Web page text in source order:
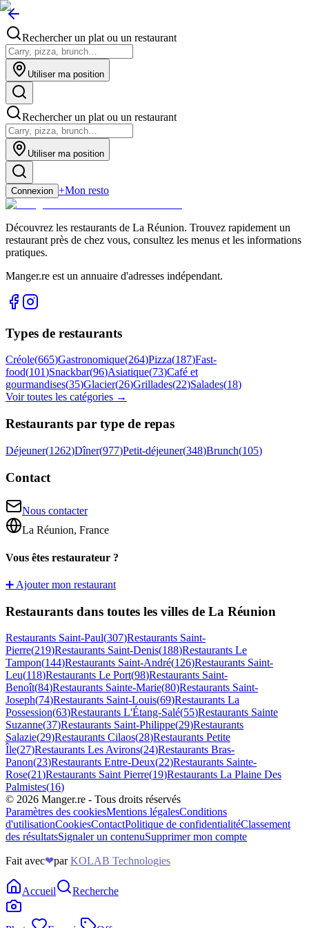
Rechercher un plat ou un restaurant
Utiliser ma position
Rechercher un plat ou un restaurant
Utiliser ma position
Connexion +Mon resto
Découvrez les restaurants de La Réunion. Trouvez rapidement un
restaurant près de chez vous, consultez les menus et les informations
pratiques.
Manger.re est un annuaire d'adresses indépendant.
Types de restaurants
Créole(665)Gastronomique(264)Pizza(187)Fast-
food(101)Snackbar(96)Asiatique(73)Café et
gourmandises(35)Glacier(26)Grillades(22)Salades(18)
Voir toutes les catégories →
Restaurants par type de repas
Déjeuner(1262)Dîner(977)Petit-déjeuner(348)Brunch(105)
Contact
Nous contacter
La Réunion, France
Vous êtes restaurateur ?
➕ Ajouter mon restaurant
Restaurants dans toutes les villes de La Réunion
Restaurants Saint-Paul(307)Restaurants Saint-
Pierre(219)Restaurants Saint-Denis(188)Restaurants Le
Tampon(144)Restaurants Saint-André(126)Restaurants Saint-
Leu(118)Restaurants Le Port(98)Restaurants Saint-
Benoît(84)Restaurants Sainte-Marie(80)Restaurants Saint-
Joseph(74)Restaurants Saint-Louis(69)Restaurants La
Possession(63)Restaurants L'Étang-Salé(55)Restaurants Sainte
Suzanne(37)Restaurants Saint-Philippe(29)Restaurants
Salazie(29)Restaurants Cilaos(28)Restaurants Petite
Île(27)Restaurants Les Avirons(24)Restaurants Bras-
Panon(23)Restaurants Entre-Deux(22)Restaurants Sainte-
Rose(21)Restaurants Saint Pierre(19)Restaurants La Plaine Des
Palmistes(16)
© 2026 Manger.re - Tous droits réservés
Paramètres des cookiesMentions légalesConditions
d'utilisationCookiesContactPolitique de confidentialitéClassement
des résultatsSignaler un contenuSupprimer mon compte
Fait avec❤par KOLAB Technologies
Accueil Recherche